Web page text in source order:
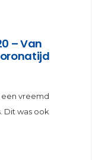
– Van
een vreemd
Dit was ook